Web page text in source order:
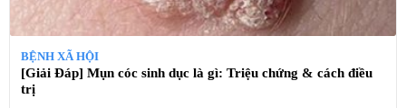
BỆNH XÃ HỘI
[Giải Đáp] Mụn cóc sinh dục là gì: Triệu chứng & cách điều
trị